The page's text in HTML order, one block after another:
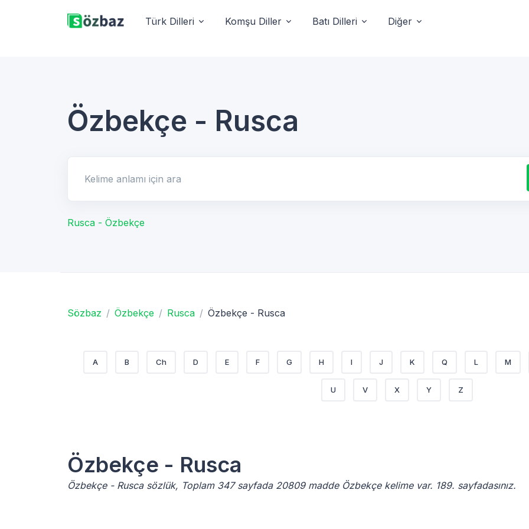
Türk Dilleri Komşu Diller Batı Dilleri Diğer
Özbekçe - Rusca
Rusca - Özbekçe
Sözbaz Özbekçe Rusca Özbekçe - Rusca
A B Ch D E F G H I J K Q L M
U V X Y Z
Özbekçe - Rusca
Özbekçe - Rusca sözlük, Toplam 347 sayfada 20809 madde Özbekçe kelime var. 189. sayfadasınız.